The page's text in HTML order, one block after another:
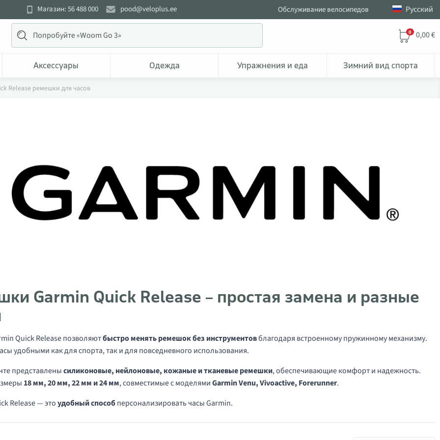
Магазин: 56 488 000 pood@veloplus.ee Обслуживание велосипедов Pусский
0 0,00 €
Аксессуары Одежда Упражнения и еда Зимний вид спорта
Release ремешки для часов
Garmin Quick Release – простая замена и разные
Quick Release позволяютбыстро менять ремешок без инструментовблагодаря встроенному пружинному механизму.
удобными как для спорта, так и для повседневного использования.
представленысиликоновые, нейлоновые, кожаные и тканевые ремешки, обеспечивающие комфорт и надежность.
18 мм, 20 мм, 22 мм и 24 мм, совместимые с моделямиGarmin Venu, Vivoactive, Forerunner.
Release — этоудобный способперсонализировать часы Garmin.